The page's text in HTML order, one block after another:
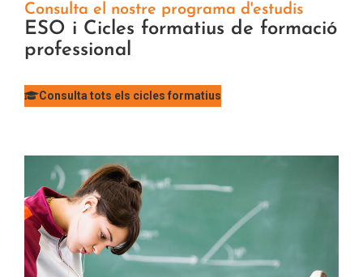
Consulta el nostre programa d'estudis
ESO i Cicles formatius de formació
professional
Consulta tots els cicles formatius